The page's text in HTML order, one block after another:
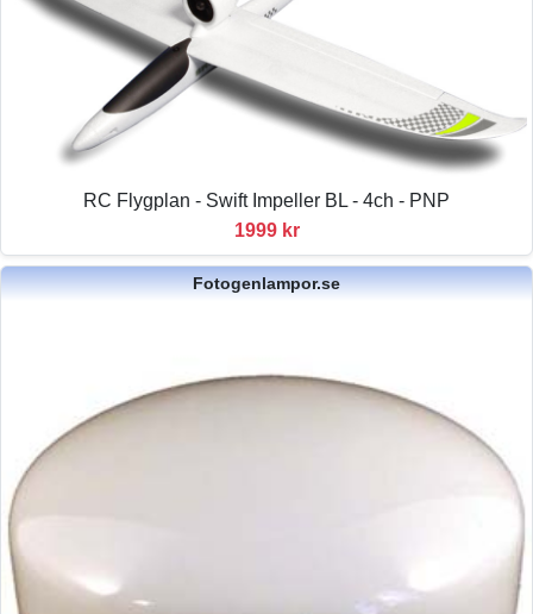
RC Flygplan - Swift Impeller BL - 4ch - PNP
1999 kr
Fotogenlampor.se